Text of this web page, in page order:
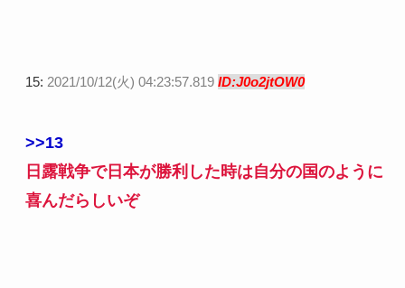
15: 2021/10/12(火) 04:23:57.819 ID:J0o2jtOW0
>>13
日露戦争で日本が勝利した時は自分の国のように
喜んだらしいぞ